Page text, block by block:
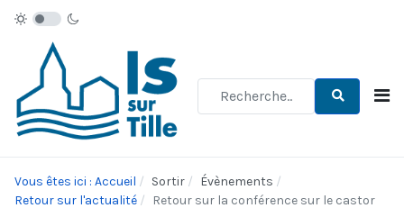
Vous êtes ici : Accueil Sortir
Évènements
Retour sur l'actualité
Retour sur la conférence sur le castor